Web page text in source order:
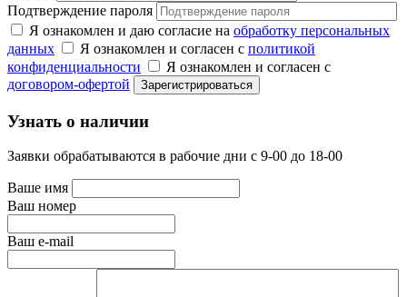
Подтверждение пароля
Я ознакомлен и даю согласие на обработку персональных
данных
Я ознакомлен и согласен с политикой
конфиденциальности
Я ознакомлен и согласен с
договором-офертой
Узнать о наличии
Заявки обрабатываются в рабочие дни с 9-00 до 18-00
Ваше имя
Ваш номер
Ваш e-mail